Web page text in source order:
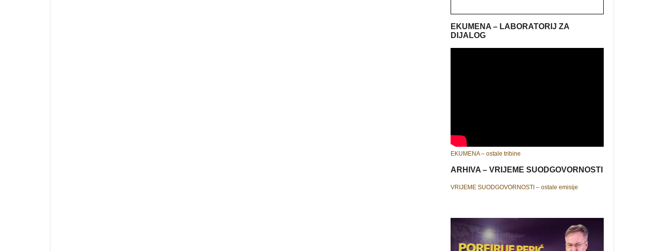
EKUMENA – LABORATORIJ ZA
DIJALOG
EKUMENA – ostale tribine
ARHIVA – VRIJEME SUODGOVORNOSTI
VRIJEME SUODGOVORNOSTI – ostale emisije